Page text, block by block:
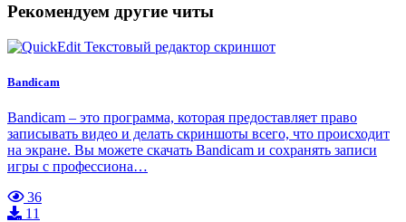
Рекомендуем другие читы
Bandicam
Bandicam – это программа, которая предоставляет право
записывать видео и делать скриншоты всего, что происходит
на экране. Вы можете скачать Bandicam и сохранять записи
игры с профессиона…
36
11